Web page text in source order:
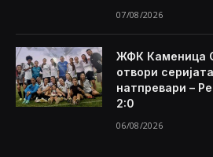
07/08/2026
ЖФК Каменица
отвори
натпревари –
2:0
06/08/2026